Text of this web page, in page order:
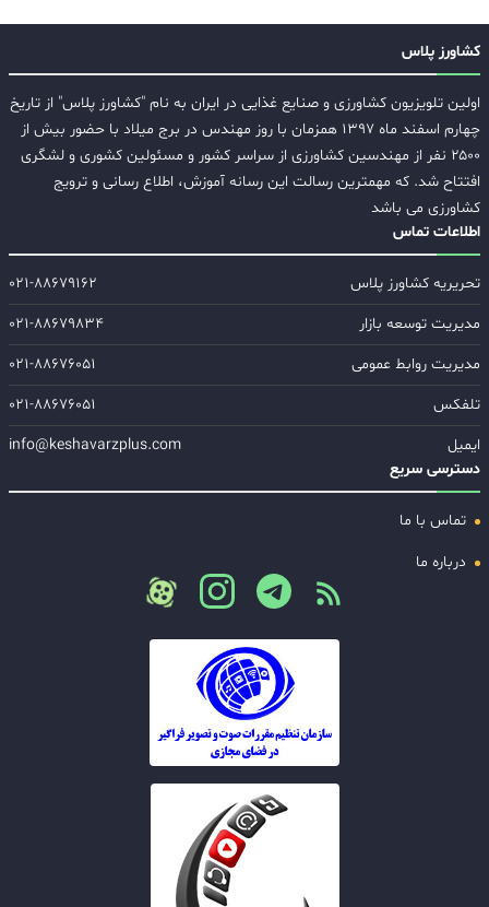
کشاورز پلاس
اولین تلویزیون کشاورزی و صنایع غذایی در ایران به نام "کشاورز پلاس" از تاریخ
چهارم اسفند ماه ۱۳۹۷ همزمان با روز مهندس در برج میلاد با حضور بیش از
۲۵۰۰ نفر از مهندسین کشاورزی از سراسر کشور و مسئولین کشوری و لشگری
افتتاح شد. که مهمترین رسالت این رسانه آموزش، اطلاع رسانی و ترویج
کشاورزی می باشد
اطلاعات تماس
تحریریه کشاورز پلاس
۰۲۱-۸۸۶۷۹۱۶۲
مدیریت توسعه بازار
۰۲۱-۸۸۶۷۹۸۳۴
مدیریت روابط عمومی
۰۲۱-۸۸۶۷۶۰۵۱
تلفکس
۰۲۱-۸۸۶۷۶۰۵۱
ایمیل
info@keshavarzplus.com
دسترسی سریع
تماس با ما
درباره ما